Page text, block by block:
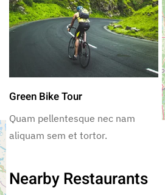
Green Bike Tour
Quam pellentesque nec nam
aliquam sem et tortor.
Nearby Restaurants